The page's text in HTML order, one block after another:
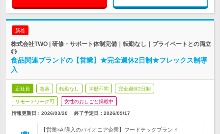
新着
株式会社TWO | 研修・サポート体制完備｜転勤なし｜プライベートとの両立
◎
食品関連ブランドの【営業】★完全週休2日制★フレックス制導
入
正社員 急募 転勤なし 学歴不問 完全週休2日制
リモートワーク可 女性のおしごと掲載中
情報更新日：2026/03/20 終了予定日： 2026/09/17
【営業×AI導入のパイオニア企業】フードテックブランド